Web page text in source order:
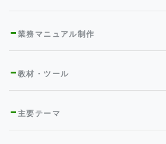
業務マニュアル制作
教材・ツール
主要テーマ